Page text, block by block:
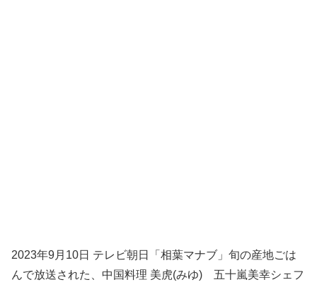
2023年9月10日 テレビ朝日「相葉マナブ」旬の産地ごは
んで放送された、中国料理 美虎(みゆ) 五十嵐美幸シェフ